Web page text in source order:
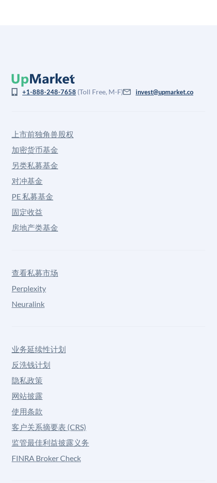
+1-888-248-7658 (Toll Free, M-F) invest@upmarket.co
上市前独角兽股权
加密货币基金
另类私募基金
对冲基金
PE 私募基金
固定收益
房地产类基金
查看私募市场
Perplexity
Neuralink
业务延续性计划
反洗钱计划
隐私政策
网站披露
使用条款
客户关系摘要表 (CRS)
监管最佳利益披露义务
FINRA Broker Check